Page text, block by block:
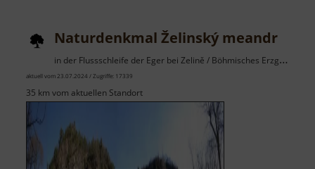
Naturdenkmal Želinský meandr
in der Flussschleife der Eger bei Zelině / Böhmisches Erzgebirge
aktuell vom 23.07.2024 / Zugriffe: 17339
35 km vom aktuellen Standort